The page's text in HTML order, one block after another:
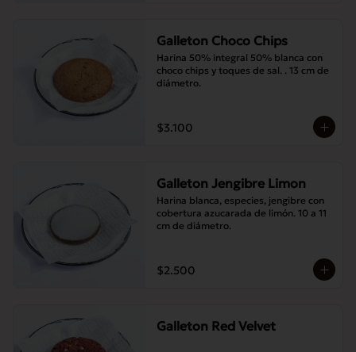
Galleton Choco Chips
Harina 50% integral 50% blanca con
choco chips y toques de sal. . 13 cm de
diámetro.
$3.100
Galleton Jengibre Limon
Harina blanca, especies, jengibre con
cobertura azucarada de limón. 10 a 11
cm de diámetro.
$2.500
Galleton Red Velvet